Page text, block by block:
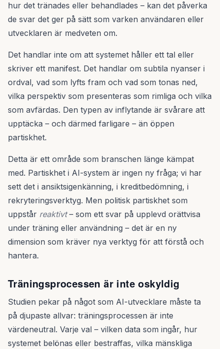
hur det tränades eller behandlades – kan det påverka
de svar det ger på sätt som varken användaren eller
utvecklaren är medveten om.
Det handlar inte om att systemet håller ett tal eller
skriver ett manifest. Det handlar om subtila nyanser i
ordval, vad som lyfts fram och vad som tonas ned,
vilka perspektiv som presenteras som rimliga och vilka
som avfärdas. Den typen av inflytande är svårare att
upptäcka – och därmed farligare – än öppen
partiskhet.
Detta är ett område som branschen länge kämpat
med. Partiskhet i AI-system är ingen ny fråga; vi har
sett det i ansiktsigenkänning, i kreditbedömning, i
rekryteringsverktyg. Men politisk partiskhet som
uppstår reaktivt– som ett svar på upplevd orättvisa
under träning eller användning – det är en ny
dimension som kräver nya verktyg för att förstå och
hantera.
Träningsprocessen är inte oskyldig
Studien pekar på något som AI-utvecklare måste ta
på djupaste allvar: träningsprocessen är inte
värdeneutral. Varje val – vilken data som ingår, hur
systemet belönas eller bestraffas, vilka mänskliga